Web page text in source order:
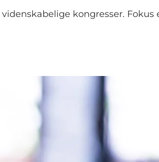
kongresser. Fokus